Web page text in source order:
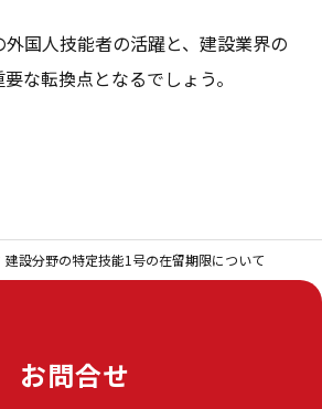
国人技能者の活躍と、建設業界の
な転換点となるでしょう。
建設分野の特定技能1号の在留期限について
お問合せ